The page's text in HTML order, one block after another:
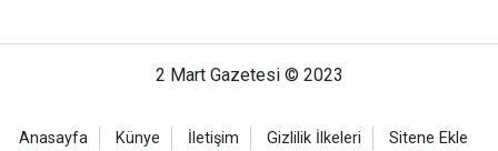
2 Mart Gazetesi © 2023
Anasayfa Künye İletişim Gizlilik İlkeleri Sitene Ekle